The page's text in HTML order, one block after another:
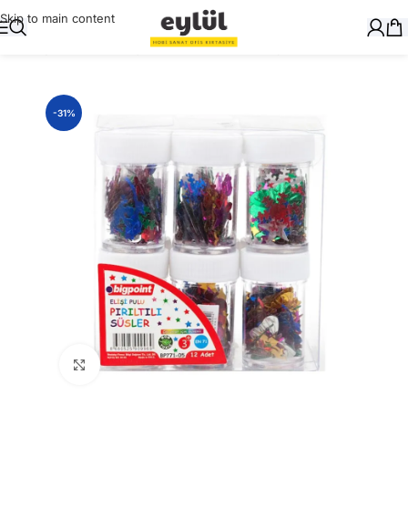
Skip to main content
Okul Gereçleri/Toz Simler ve Elişi Pulları
-31%
Büyütmek için tıklayın